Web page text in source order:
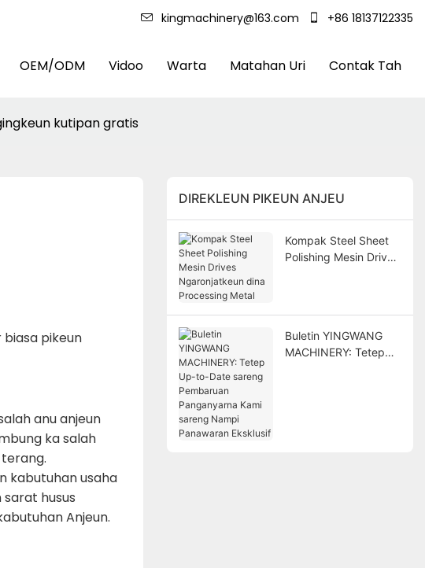
kingmachinery@163.com +86 18137122335
OEM/ODM Vidoo Warta Matahan Uri Contak Tah
kutipan gratis
biasa pikeun
anu anjeun
ka salah
kabutuhan usaha
husus
Anjeun.
DIREKLEUN PIKEUN ANJEU
Kompak Steel Sheet
Polishing Mesin Drives
Buletin YINGWANG
MACHINERY: Tetep